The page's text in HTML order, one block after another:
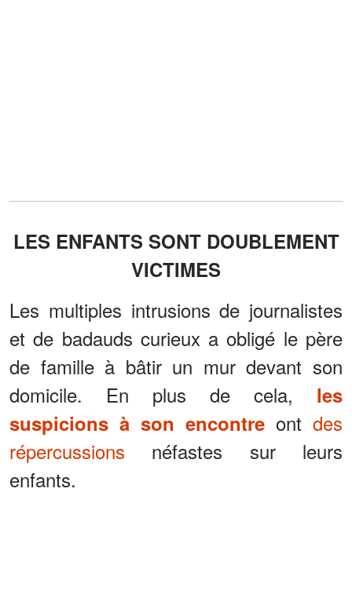
LES ENFANTS SONT DOUBLEMENT
VICTIMES
Les multiples intrusions de journalistes
et de badauds curieux a obligé le père
de famille à bâtir un mur devant son
domicile. En plus de cela, les
suspicions à son encontre ont des
répercussions néfastes sur leurs
enfants.